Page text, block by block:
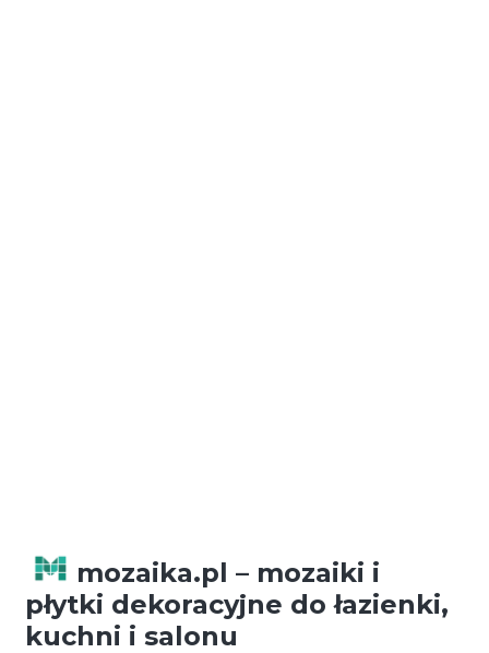
mozaika.pl – mozaiki i
płytki dekoracyjne do łazienki,
kuchni i salonu